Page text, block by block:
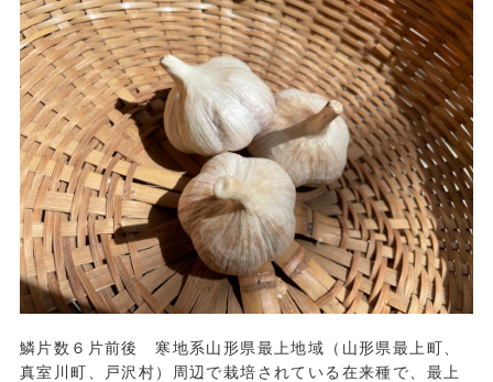
鱗片数６片前後 寒地系山形県最上地域（山形県最上町、
真室川町、戸沢村）周辺で栽培されている在来種で、最上